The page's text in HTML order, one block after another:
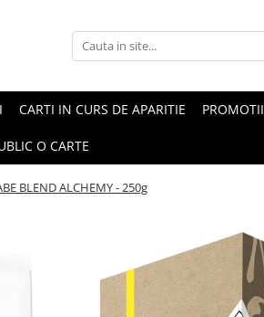
CARTI IN CURS DE APARITIE PROMOTII
O CARTE
BLEND ALCHEMY - 250g